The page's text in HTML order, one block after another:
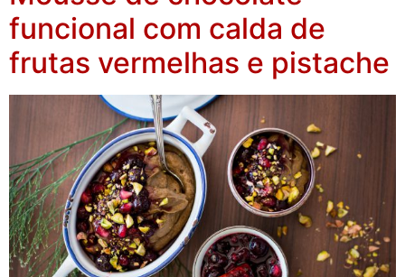
funcional com calda de
frutas vermelhas e pistache